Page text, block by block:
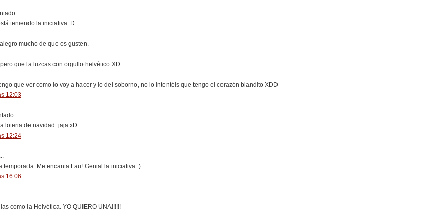
teniendo la iniciativa :D.
mucho de que os gusten.
que la luzcas con orgullo helvético XD.
que ver como lo voy a hacer y lo del soborno, no lo intentéis que tengo el corazón blandito XDD
12:03
loteria de navidad..jaja xD
12:24
temporada. Me encanta Lau! Genial la iniciativa :)
16:06
como la Helvética. YO QUIERO UNA!!!!!!